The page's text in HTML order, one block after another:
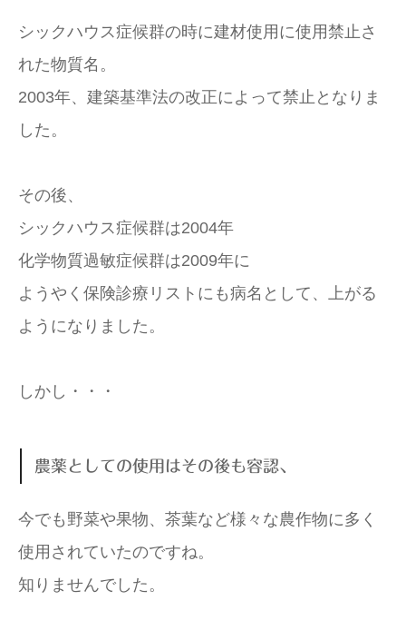
シックハウス症候群の時に建材使用に使用禁止さ
れた物質名。
2003年、建築基準法の改正によって禁止となりま
した。
その後、
シックハウス症候群は2004年
化学物質過敏症候群は2009年に
ようやく保険診療リストにも病名として、上がる
ようになりました。
しかし・・・
農薬としての使用はその後も容認、
今でも野菜や果物、茶葉など様々な農作物に多く
使用されていたのですね。
知りませんでした。